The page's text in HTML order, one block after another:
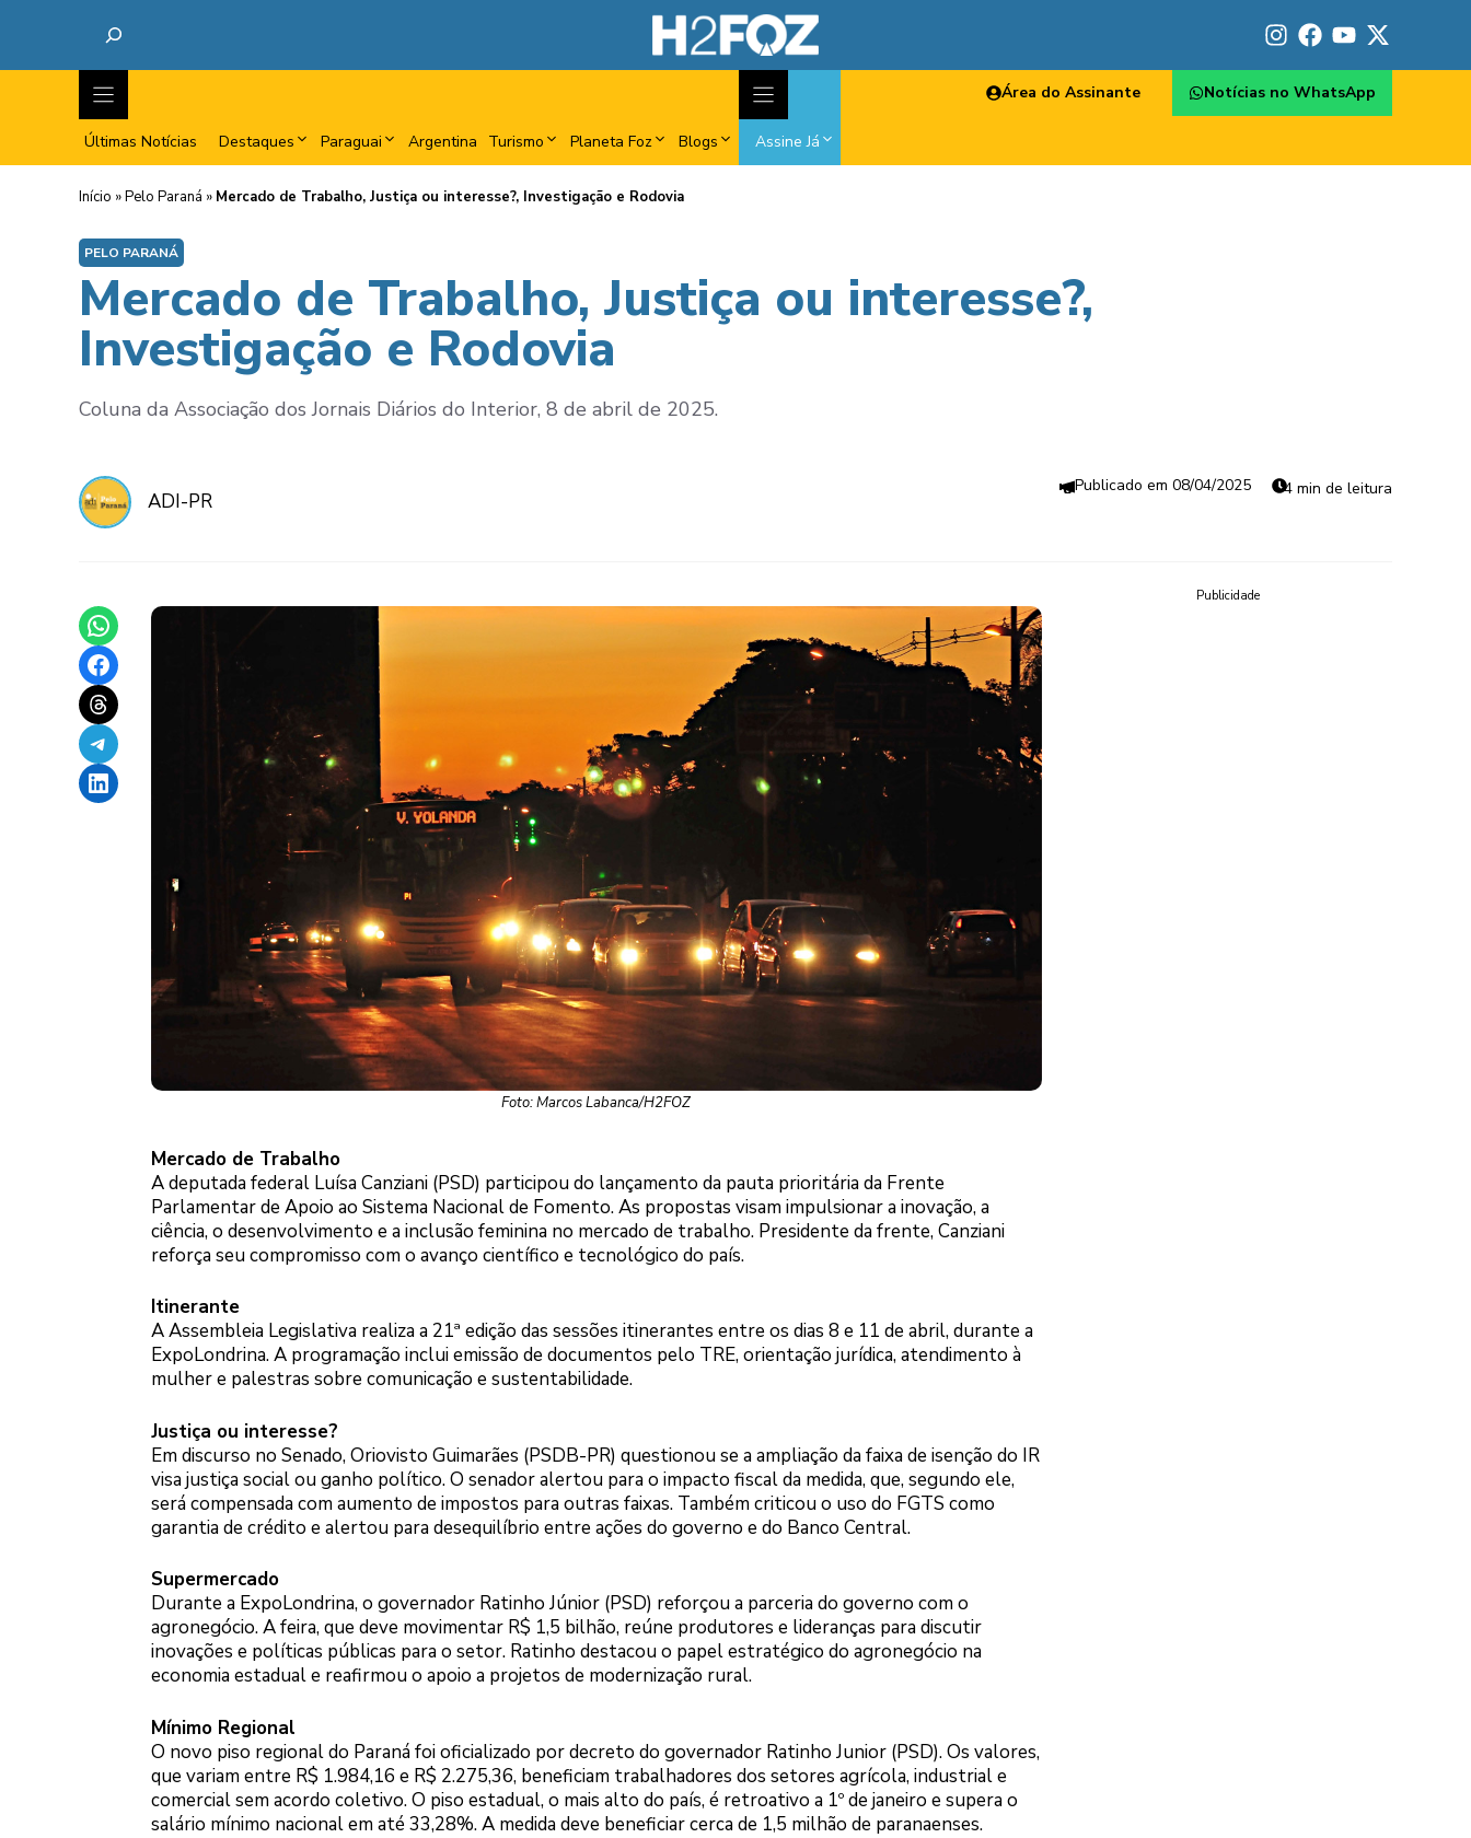
Últimas Notícias Destaques Paraguai Argentina Turismo Planeta Foz Blogs Assine Já
Área do Assinante Notícias no WhatsApp
Início »Pelo Paraná » Mercado de Trabalho, Justiça ou interesse?, Investigação e Rodovia
PELO PARANÁ
Mercado de Trabalho, Justiça ou interesse?,
Investigação e Rodovia
Coluna da Associação dos Jornais Diários do Interior, 8 de abril de 2025.
ADI-PR
08/04/2025 4 min de leitura
Share on WhatsApp
Share on Facebook
Share on Threads
Share on Telegram
Share on LinkedIn
Foto: Marcos Labanca/H2FOZ
Mercado de Trabalho
A deputada federal Luísa Canziani (PSD) participou do lançamento da pauta prioritária da Frente
Parlamentar de Apoio ao Sistema Nacional de Fomento. As propostas visam impulsionar a inovação, a
ciência, o desenvolvimento e a inclusão feminina no mercado de trabalho. Presidente da frente, Canziani
reforça seu compromisso com o avanço científico e tecnológico do país.
Itinerante
A Assembleia Legislativa realiza a 21ª edição das sessões itinerantes entre os dias 8 e 11 de abril, durante a
ExpoLondrina. A programação inclui emissão de documentos pelo TRE, orientação jurídica, atendimento à
mulher e palestras sobre comunicação e sustentabilidade.
Justiça ou interesse?
Em discurso no Senado, Oriovisto Guimarães (PSDB-PR) questionou se a ampliação da faixa de isenção do IR
visa justiça social ou ganho político. O senador alertou para o impacto fiscal da medida, que, segundo ele,
será compensada com aumento de impostos para outras faixas. Também criticou o uso do FGTS como
garantia de crédito e alertou para desequilíbrio entre ações do governo e do Banco Central.
Supermercado
Durante a ExpoLondrina, o governador Ratinho Júnior (PSD) reforçou a parceria do governo com o
agronegócio. A feira, que deve movimentar R$ 1,5 bilhão, reúne produtores e lideranças para discutir
inovações e políticas públicas para o setor. Ratinho destacou o papel estratégico do agronegócio na
economia estadual e reafirmou o apoio a projetos de modernização rural.
Mínimo Regional
O novo piso regional do Paraná foi oficializado por decreto do governador Ratinho Junior (PSD). Os valores,
que variam entre R$ 1.984,16 e R$ 2.275,36, beneficiam trabalhadores dos setores agrícola, industrial e
comercial sem acordo coletivo. O piso estadual, o mais alto do país, é retroativo a 1º de janeiro e supera o
salário mínimo nacional em até 33,28%. A medida deve beneficiar cerca de 1,5 milhão de paranaenses.
Publicidade